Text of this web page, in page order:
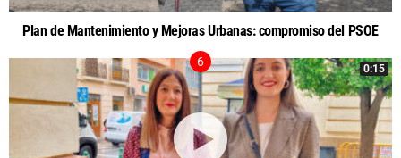
Plan de Mantenimiento y Mejoras Urbanas: compromiso del PSOE
0:15